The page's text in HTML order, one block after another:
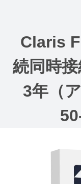
Claris
続同時
3年（